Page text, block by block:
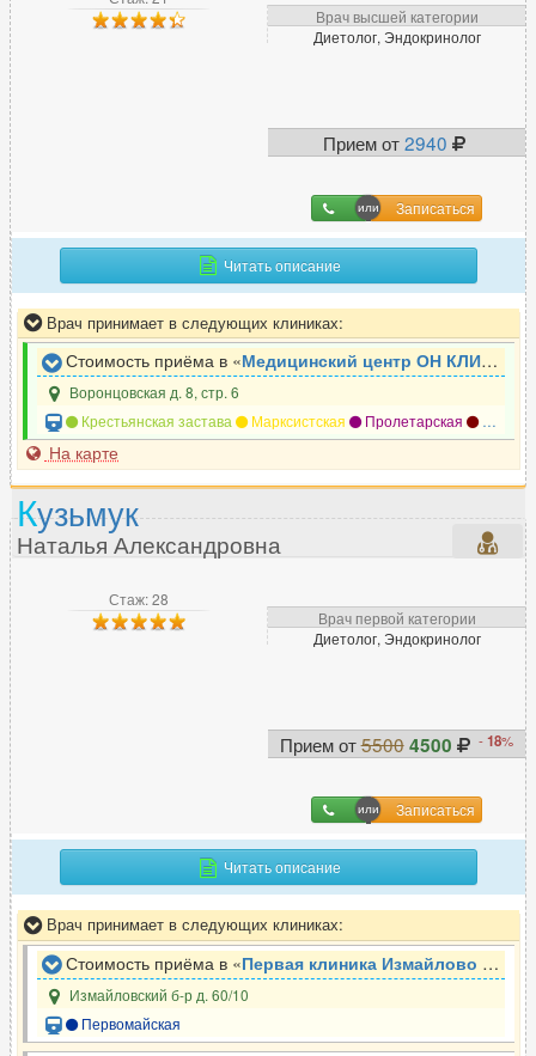
Врач высшей категории
Диетолог, Эндокринолог
Прием от2940
Записаться
Читать описание
Врач принимает в следующих клиниках:
Стоимость приёма в «Медицинский центр ОН КЛИНИК
Воронцовская д. 8, стр. 6
Крестьянская застава
Марксистская Пролетарская Таганская
На карте
Стаж: 28
Врач первой категории
Диетолог, Эндокринолог
Прием от5500 4500 -18%
Записаться
Кузьмук
Наталья Александровна
Читать описание
Врач принимает в следующих клиниках:
Стоимость приёма в «Первая клиника Измайлово доктора Бандуриной
Измайловский б-р д. 60/10
Первомайская